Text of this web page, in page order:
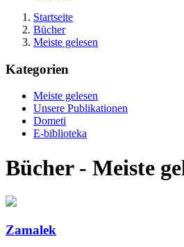
Startseite
Bücher
Meiste gelesen
Kategorien
Meiste gelesen
Unsere Publikationen
Dometi
E-biblioteka
Bücher - Meiste
Zamalek